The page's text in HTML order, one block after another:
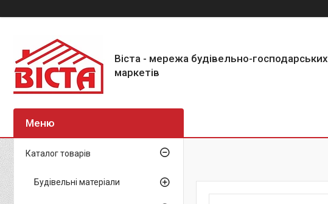
Віста - мережа будівельно-господарських
маркетів
Каталог товарів
Будівельні матеріали